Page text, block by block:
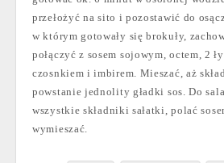
przełożyć na sito i pozostawić do
w którym gotowały się brokuły,
połączyć z sosem sojowym, octem, 2
czosnkiem i imbirem. Mieszać, aż
powstanie jednolity gładki sos. Do
wszystkie składniki sałatki, polać
wymieszać.